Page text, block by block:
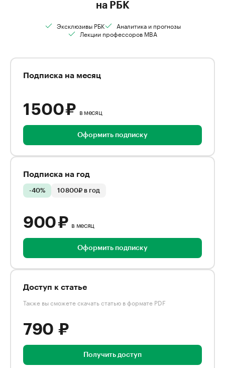
на РБК
Эксклюзивы РБК
Аналитика и прогнозы
Лекции профессоров MBA
Подписка на месяц
1 500 ₽ в месяц
Оформить подписку
Подписка на год
-40% 10 800₽ в год
900 ₽ в месяц
Оформить подписку
Доступ к статье
Также вы сможете скачать статью в формате PDF
790 ₽
Получить доступ